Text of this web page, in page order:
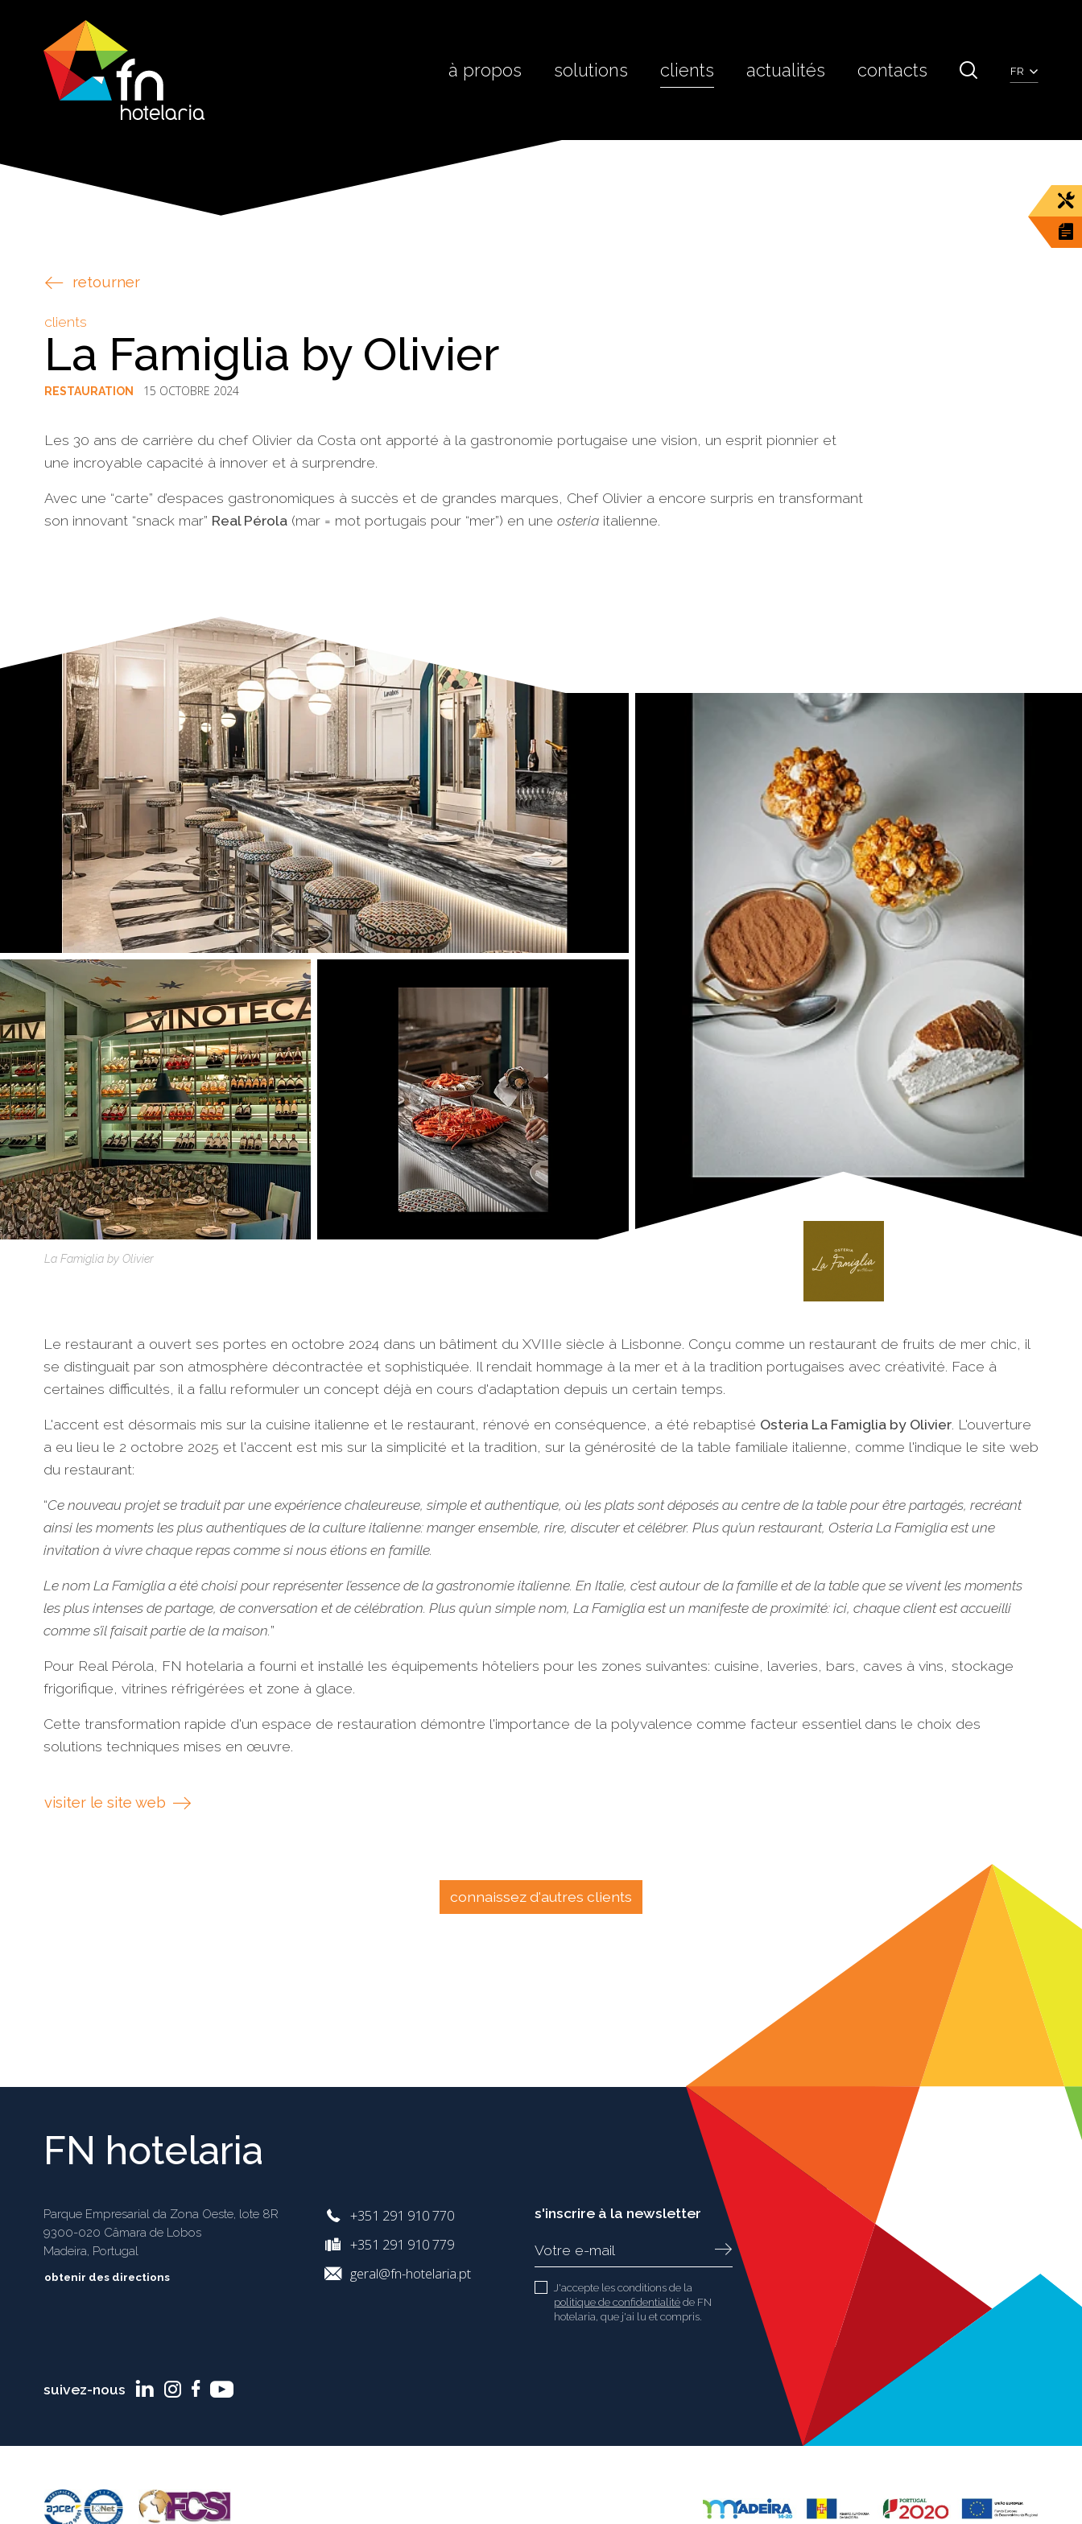
à propos solutions clients actualités contacts FR
retourner
clients
La Famiglia by Olivier
RESTAURATION 15 OCTOBRE 2024
Les 30 ans de carrière du chef Olivier da Costa ont apporté à la gastronomie portugaise une vision, un esprit pionnier et
une incroyable capacité à innover et à surprendre.
Avec une “carte” d’espaces gastronomiques à succès et de grandes marques, Chef Olivier a encore surpris en transformant
son innovant “snack mar” Real Pérola (mar = mot portugais pour “mer”) en uneosteria italienne.
La Famiglia by Olivier
Le restaurant a ouvert ses portes en octobre 2024 dans un bâtiment du XVIIIe siècle à Lisbonne. Conçu comme un restaurant de fruits de mer chic, il
se distinguait par son atmosphère décontractée et sophistiquée. Il rendait hommage à la mer et à la tradition portugaises avec créativité. Face à
certaines difficultés, il a fallu reformuler un concept déjà en cours d'adaptation depuis un certain temps.
L'accent est désormais mis sur la cuisine italienne et le restaurant, rénové en conséquence, a été rebaptisé Osteria La Famiglia by Olivier. L'ouverture
a eu lieu le 2 octobre 2025 et l'accent est mis sur la simplicité et la tradition, sur la générosité de la table familiale italienne, comme l'indique le site web
du restaurant:
“Ce nouveau projet se traduit par une expérience chaleureuse, simple et authentique, où les plats sont déposés au centre de la table pour être partagés, recréant
ainsi les moments les plus authentiques de la culture italienne: manger ensemble, rire, discuter et célébrer. Plus qu’un restaurant, Osteria La Famiglia est une
invitation à vivre chaque repas comme si nous étions en famille.
Le nom La Famiglia a été choisi pour représenter l’essence de la gastronomie italienne. En Italie, c’est autour de la famille et de la table que se vivent les moments
les plus intenses de partage, de conversation et de célébration. Plus qu’un simple nom, La Famiglia est un manifeste de proximité: ici, chaque client est accueilli
comme s’il faisait partie de la maison. ”
Pour Real Pérola, FN hotelaria a fourni et installé les équipements hôteliers pour les zones suivantes: cuisine, laveries, bars, caves à vins, stockage
frigorifique, vitrines réfrigérées et zone à glace.
Cette transformation rapide d'un espace de restauration démontre l'importance de la polyvalence comme facteur essentiel dans le choix des
solutions techniques mises en œuvre.
visiter le site web
connaissez d'autres clients
FN hotelaria
Parque Empresarial da Zona Oeste, lote 8R
9300-020 Câmara de Lobos
Madeira, Portugal
obtenir des directions
+351 291 910 770
+351 291 910 779
geral@fn-hotelaria.pt
s'inscrire à la newsletter
J'accepte les conditions de la
politique de confidentialitéde FN
hotelaria, que j'ai lu et compris.
suivez-nous